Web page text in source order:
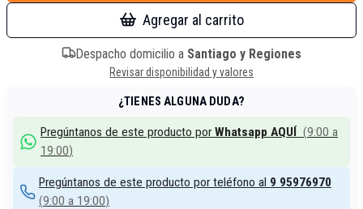
Agregar al carrito
Despacho domicilio a Santiago y Regiones
Revisar disponibilidad y valores
¿TIENES ALGUNA DUDA?
Pregúntanos de este producto porWhatsapp AQUÍ (9:00 a
19:00)
Pregúntanos de este producto por teléfono al 9 95976970
(9:00 a 19:00)